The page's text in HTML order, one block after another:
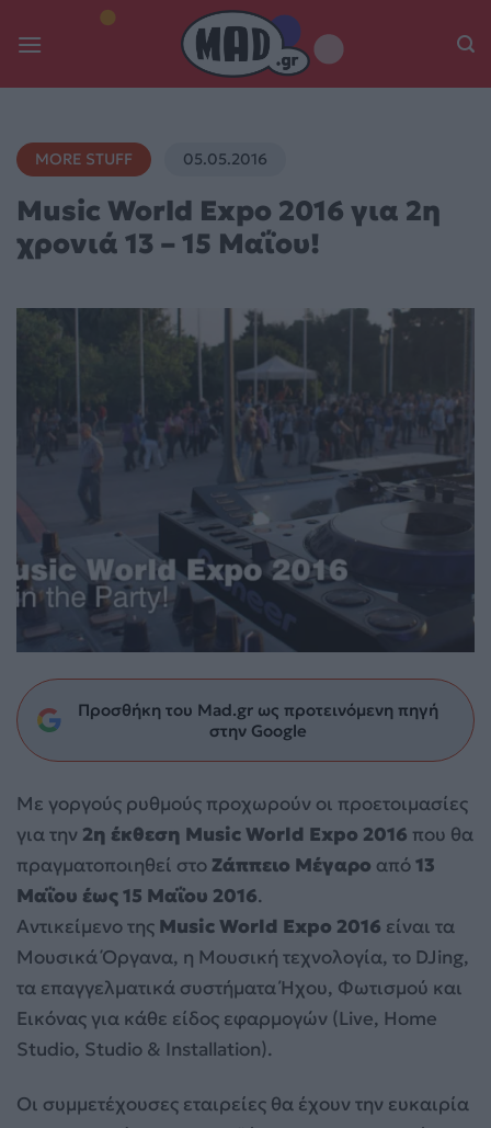
MORE STUFF 05.05.2016
Music World Expo 2016 για 2η
χρονιά 13 – 15 Μαΐου!
Προσθήκη του Mad.gr ως προτεινόμενη πηγή
στην Google
Με γοργούς ρυθμούς προχωρούν οι προετοιμασίες
για την 2η έκθεση Music World Expo 2016 που θα
πραγματοποιηθεί στο Ζάππειο Μέγαρο από13
Μαΐου έως 15 Μαΐου 2016.
Αντικείμενο της Music World Expo 2016 είναι τα
Μουσικά Όργανα, η Μουσική τεχνολογία, το DJing,
τα επαγγελματικά συστήματα Ήχου, Φωτισμού και
Εικόνας για κάθε είδος εφαρμογών (Live, Home
Studio, Studio & Installation).
Οι συμμετέχουσες εταιρείες θα έχουν την ευκαιρία